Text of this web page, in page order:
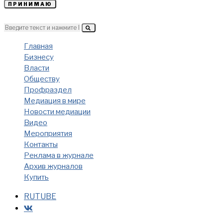
ПРИНИМАЮ
Главная
Бизнесу
Власти
Обществу
Профраздел
Медиация в мире
Новости медиации
Видео
Мероприятия
Контакты
Реклама в журнале
Архив журналов
Купить
RUTUBE